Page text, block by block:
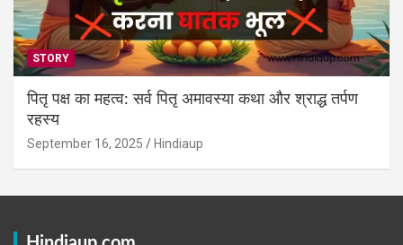
STORY
पितृ पक्ष का महत्व: सर्व पितृ अमावस्या कथा और श्राद्ध तर्पण
रहस्य
September 16, 2025 Hindiaup